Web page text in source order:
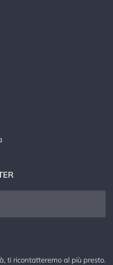
ti ricontatteremo al più presto.